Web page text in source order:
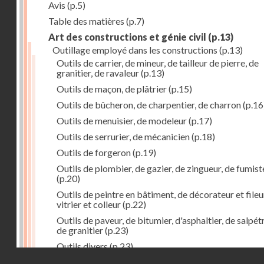
Avis (p.5)
Table des matières (p.7)
Art des constructions et génie civil (p.13)
Outillage employé dans les constructions (p.13)
Outils de carrier, de mineur, de tailleur de pierre, de
granitier, de ravaleur(p.13)
Outils de maçon, de plâtrier(p.15)
Outils de bûcheron, de charpentier, de charron
Outils de menuisier, de modeleur(p.17)
Outils de serrurier, de mécanicien(p.18)
Outils de forgeron(p.19)
Outils de plombier, de gazier, de zingueur, de
(p.20)
Outils de peintre en bâtiment, de décorateur et
vitrier et colleur(p.22)
Outils de paveur, de bitumier, d'asphaltier, de
de granitier(p.23)
Outils divers(p.23)